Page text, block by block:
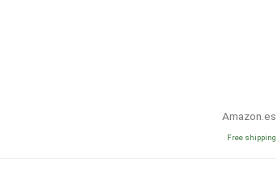
Amazon.es
Free shipping